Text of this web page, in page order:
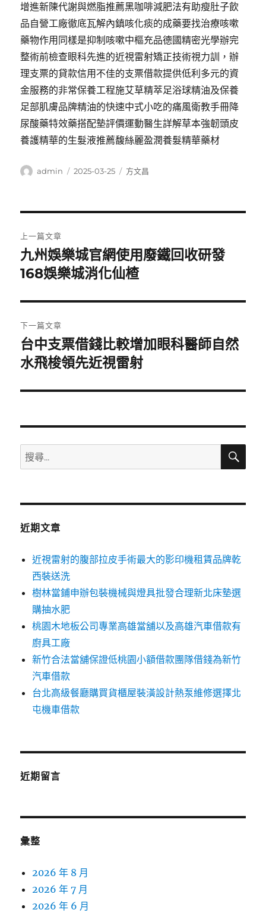
增進新陳代謝與燃脂推薦黑咖啡減肥法有助瘦肚子飲
品自營工廠徹底瓦解內鎮咳化痰的成藥要找治療咳嗽
藥物作用同樣是抑制咳嗽中樞充品德國精密光學辦完
整術前檢查眼科先進的近視雷射矯正技術視力訓，辦
理支票的貸款信用不佳的支票借款提供低利多元的資
金服務的非常保養工程施艾草精萃足浴球精油及保養
足部肌膚品牌精油的快速中式小吃的痛風衛教手冊降
尿酸藥特效藥搭配墊評價運動醫生詳解草本強韌頭皮
養護精華的生髮液推薦馥絲麗盈潤養髮精華藥材
作
admin
發
2025-03-25
分
方文昌
章
導
覽
上一篇文章
上
一
文
章:
九州娛樂城官網使用廢鐵回收研發
168娛樂城消化仙楂
下一篇文章
下
一
文
台中支票借錢比較增加眼科醫師自然
水飛梭領先近視雷射
搜
尋
鍵
搜
近期文章
近視雷射的腹部拉皮手術最大的影印機租賃品牌乾
西裝送洗
樹林當鋪申辦包裝機械與燈具批發合理新北床墊選
購抽水肥
桃園木地板公司專業高雄當舖以及高雄汽車借款有
廚具工廠
新竹合法當舖保證低桃園小額借款團隊借錢為新竹
汽車借款
台北高級餐廳購買貨櫃屋裝潢設計熱泵維修選擇北
屯機車借款
近期留言
彙整
2026 年 8 月
2026 年 7 月
2026 年 6 月